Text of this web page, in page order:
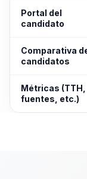
Portal del
candidato
Comparativa
candidatos
Métricas (TTH,
fuentes, etc.)